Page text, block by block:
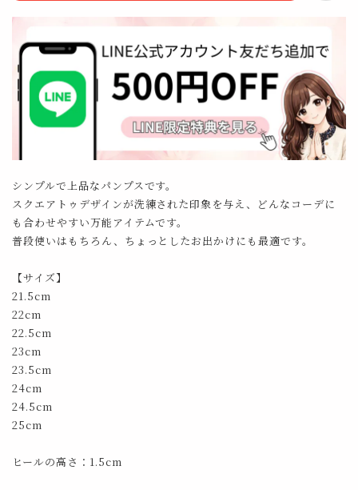
シンプルで上品なパンプスです。
スクエアトゥデザインが洗練された印象を与え、どんなコーデに
も合わせやすい万能アイテムです。
普段使いはもちろん、ちょっとしたお出かけにも最適です。
【サイズ】
21.5cm
22cm
22.5cm
23cm
23.5cm
24cm
24.5cm
25cm
ヒールの高さ：1.5cm